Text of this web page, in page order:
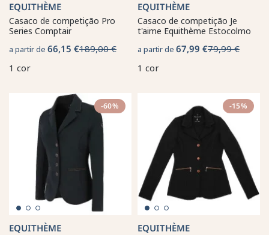
EQUITHÈME
Casaco de competição Pro
Series Comptair
a partir de 66,15 €189,00 €
1 cor
EQUITHÈME
Casaco de competição Je
t'aime Equithème Estocolmo
a partir de 67,99 €79,99 €
1 cor
-60%
EQUITHÈME
-15%
EQUITHÈME